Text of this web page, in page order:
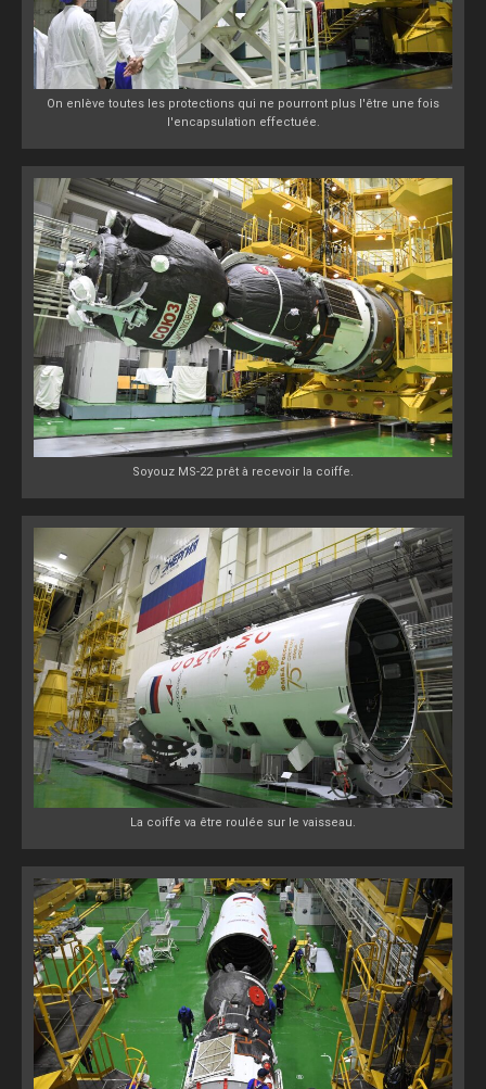
On enlève toutes les protections qui ne pourront plus l'être une fois
l'encapsulation effectuée.
Soyouz MS-22 prêt à recevoir la coiffe.
La coiffe va être roulée sur le vaisseau.